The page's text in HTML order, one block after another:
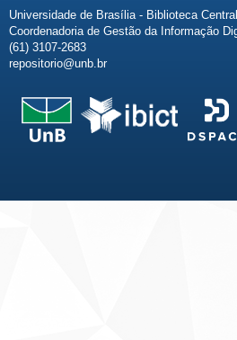
Universidade de Brasília - Biblioteca Central
Coordenadoria de Gestão da Informação
(61) 3107-2683
repositorio@unb.br